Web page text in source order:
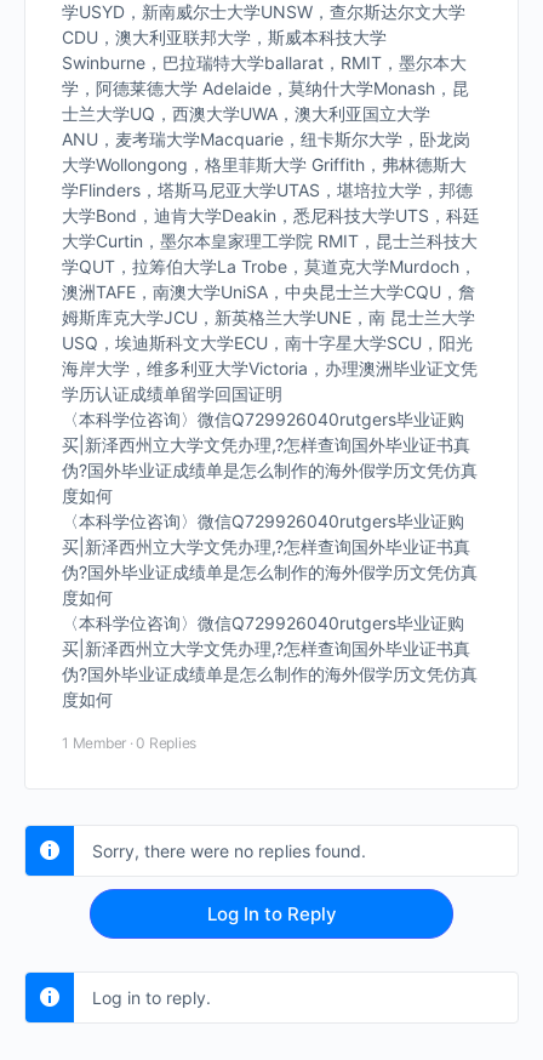
学USYD，新南威尔士大学UNSW，查尔斯达尔文大学
CDU，澳大利亚联邦大学，斯威本科技大学
Swinburne，巴拉瑞特大学ballarat，RMIT，墨尔本大
学，阿德莱德大学 Adelaide，莫纳什大学Monash，昆
士兰大学UQ，西澳大学UWA，澳大利亚国立大学
ANU，麦考瑞大学Macquarie，纽卡斯尔大学，卧龙岗
大学Wollongong，格里菲斯大学 Griffith，弗林德斯大
学Flinders，塔斯马尼亚大学UTAS，堪培拉大学，邦德
大学Bond，迪肯大学Deakin，悉尼科技大学UTS，科廷
大学Curtin，墨尔本皇家理工学院 RMIT，昆士兰科技大
学QUT，拉筹伯大学La Trobe，莫道克大学Murdoch，
澳洲TAFE，南澳大学UniSA，中央昆士兰大学CQU，詹
姆斯库克大学JCU，新英格兰大学UNE，南 昆士兰大学
USQ，埃迪斯科文大学ECU，南十字星大学SCU，阳光
海岸大学，维多利亚大学Victoria，办理澳洲毕业证文凭
学历认证成绩单留学回国证明
〈本科学位咨询〉微信Q729926040rutgers毕业证购
买|新泽西州立大学文凭办理,?怎样查询国外毕业证书真
伪?国外毕业证成绩单是怎么制作的海外假学历文凭仿真
度如何
〈本科学位咨询〉微信Q729926040rutgers毕业证购
买|新泽西州立大学文凭办理,?怎样查询国外毕业证书真
伪?国外毕业证成绩单是怎么制作的海外假学历文凭仿真
度如何
〈本科学位咨询〉微信Q729926040rutgers毕业证购
买|新泽西州立大学文凭办理,?怎样查询国外毕业证书真
伪?国外毕业证成绩单是怎么制作的海外假学历文凭仿真
度如何
1 Member · 0 Replies
Sorry, there were no replies found.
Log In to Reply
Log in to reply.